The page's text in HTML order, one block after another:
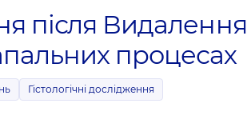
після Видалення
процесах
Гістологічні дослідження